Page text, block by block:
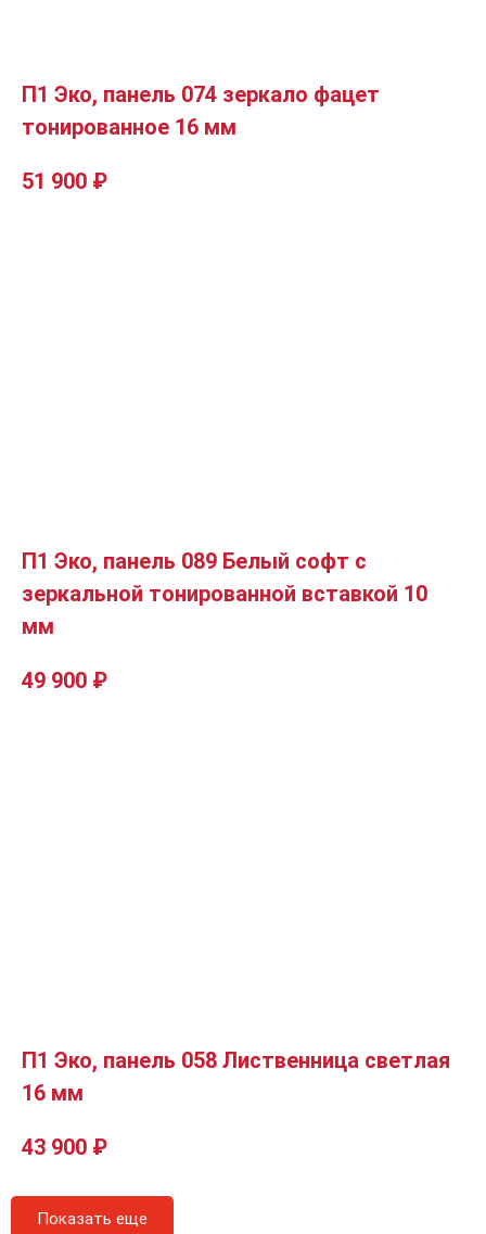
П1 Эко, панель 074 зеркало фацет
тонированное 16 мм
51 900 ₽
П1 Эко, панель 089 Белый софт с
зеркальной тонированной вставкой 10
мм
49 900 ₽
П1 Эко, панель 058 Лиственница светлая
16 мм
43 900 ₽
Показать еще